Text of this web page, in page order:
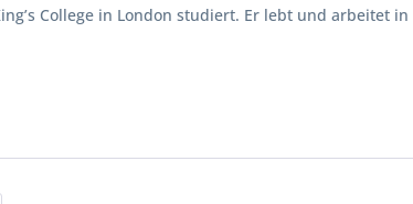
College in London studiert. Er lebt und arbeitet in